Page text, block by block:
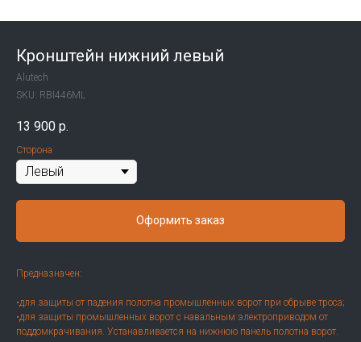
Кронштейн нижний левый
Alutech
SKU: RBI446ML
13 900 р.
Сторона
Оформить заказ
Предназначен:
•для защиты от падения полотна промышленных ворот при обрыве троса;
•для защиты промышленных ворот с навальным электроприводом от
поддомкрачивания. Устанавливается на нижнюю панель полотна ворот.